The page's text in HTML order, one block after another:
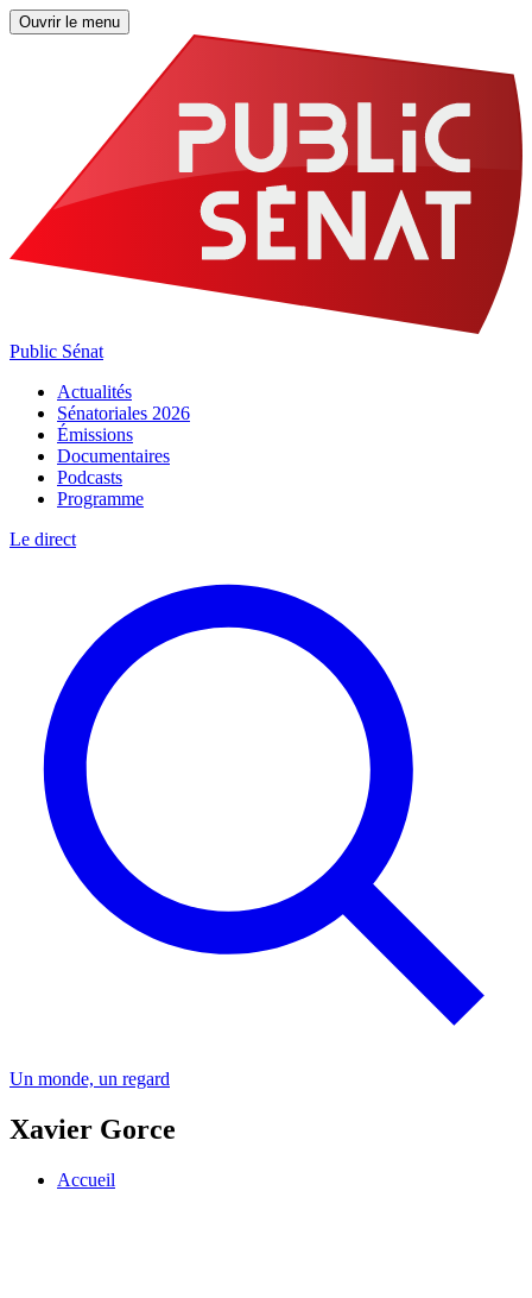
Ouvrir le menu
Public Sénat
Actualités
Sénatoriales 2026
Émissions
Documentaires
Podcasts
Programme
Le direct
Un monde, un regard
Xavier Gorce
Accueil